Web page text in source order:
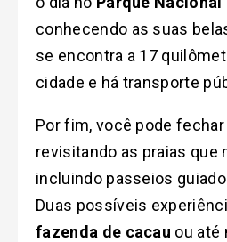
conhecendo as suas
se encontra a 17
cidade e há transporte
Por fim, você pode
revisitando as praias que
incluindo passeios
Duas possíveis
fazenda de cacau ou até